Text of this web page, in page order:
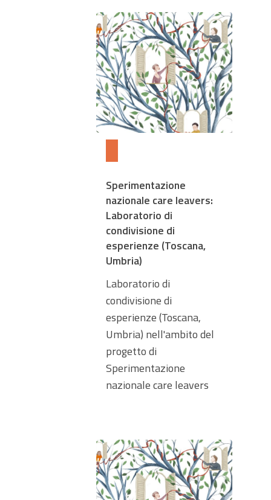
Sperimentazione
nazionale care leavers:
Laboratorio di
condivisione di
esperienze (Toscana,
Umbria)
Laboratorio di
condivisione di
esperienze (Toscana,
Umbria) nell'ambito del
progetto di
Sperimentazione
nazionale care leavers